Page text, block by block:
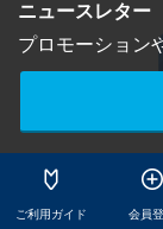
ご利用ガイド 会員
ニュースレター
プロモーション